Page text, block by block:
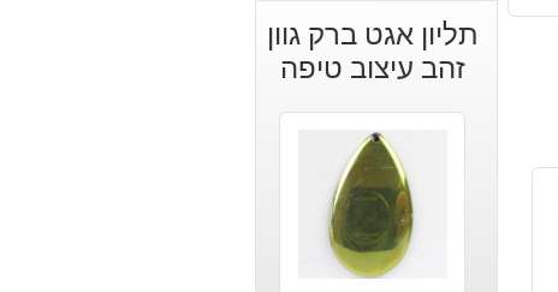
תליון אגט ברק גוון
זהב עיצוב טיפה